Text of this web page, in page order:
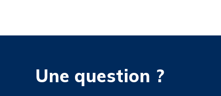
Une question ?